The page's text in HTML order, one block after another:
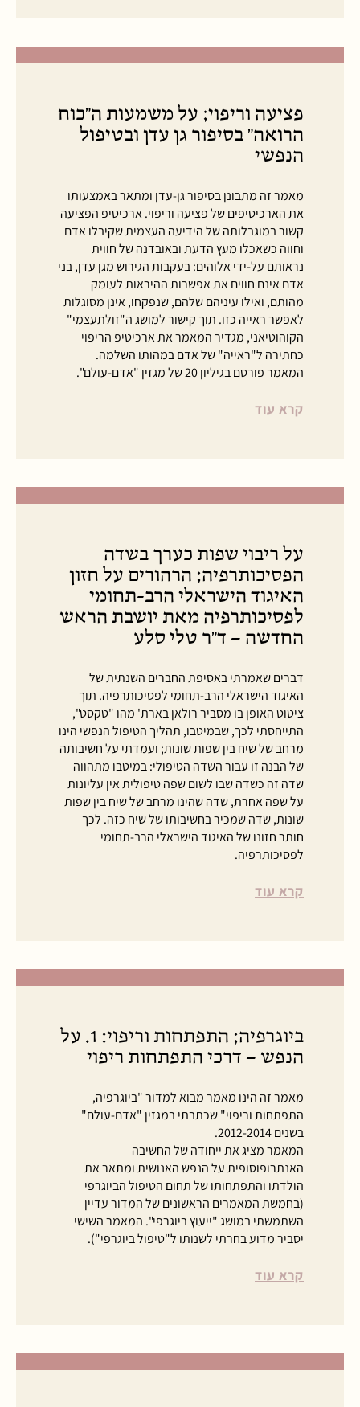
פציעה וריפוי; על משמעות ה"כוח
הרואה" בסיפור גן עדן ובטיפול
הנפשי
מאמר זה מתבונן בסיפור גן-עדן ומתאר באמצעותו
את הארכיטיפים של פציעה וריפוי. ארכיטיפ הפציעה
קשור במוגבלותה של הידיעה העצמית שקיבלו אדם
וחווה כשאכלו מעץ הדעת ובאובדנה של חווית
נראותם על-ידי אלוהים: בעקבות הגירוש מגן עדן, בני
אדם אינם חווים את אפשרות ההיראות לעומק
מהותם, ואילו עיניהם שלהם, שנפקחו, אינן מסוגלות
לאפשר ראייה כזו. תוך קישור למושג ה"זולתעצמי"
הקוהוטיאני, מגדיר המאמר את ארכיטיפ הריפוי
כחתירה ל"ראייה" של אדם במהותו השלמה.
המאמר פורסם בגיליון 20 של מגזין "אדם-עולם".
קרא עוד
על ריבוי שפות כערך בשדה
הפסיכותרפיה; הרהורים על חזון
האיגוד הישראלי הרב-תחומי
לפסיכותרפיה מאת יושבת הראש
החדשה – ד"ר טלי סלע
דברים שאמרתי באסיפת החברים השנתית של
האיגוד הישראלי הרב-תחומי לפסיכותרפיה. תוך
ציטוט האופן בו מסביר רולאן בארת' מהו "טקסט",
התייחסתי לכך, שבמיטבו, תהליך הטיפול הנפשי הינו
מרחב של שיח בין שפות שונות; ועמדתי על חשיבותה
של הבנה זו עבור השדה הטיפולי: במיטבו מתהווה
שדה זה כשדה שבו לשום שפה טיפולית אין עליונות
על שפה אחרת, שדה שהינו מרחב של שיח בין שפות
שונות, שדה שמכיר בחשיבותו של שיח כזה. לכך
חותר חזונו של האיגוד הישראלי הרב-תחומי
לפסיכותרפיה.
קרא עוד
ביוגרפיה; התפתחות וריפוי: 1. על
הנפש – דרכי התפתחות ריפוי
מאמר זה הינו מאמר מבוא למדור "ביוגרפיה,
התפתחות וריפוי" שכתבתי במגזין "אדם-עולם"
בשנים 2012-2014.
המאמר מציג את ייחודה של החשיבה
האנתרופוסופית על הנפש האנושית ומתאר את
הולדתו והתפתחותו של תחום הטיפול הביוגרפי
(בחמשת המאמרים הראשונים של המדור עדיין
השתמשתי במושג "ייעוץ ביוגרפי". המאמר השישי
יסביר מדוע בחרתי לשנותו ל"טיפול ביוגרפי").
קרא עוד